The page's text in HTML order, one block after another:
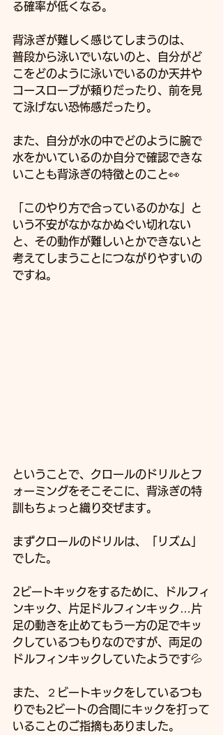
る確率が低くなる。
背泳ぎが難しく感じてしまうのは、
普段から泳いでいないのと、自分がど
こをどのように泳いでいるのか天井や
コースロープが頼りだったり、前を見
て泳げない恐怖感だったり。
また、自分が水の中でどのように腕で
水をかいているのか自分で確認できな
いことも背泳ぎの特徴とのこと👀
「このやり方で合っているのかな」と
いう不安がなかなかぬぐい切れない
と、その動作が難しいとかできないと
考えてしまうことにつながりやすいの
ですね。
ということで、クロールのドリルとフ
ォーミングをそこそこに、背泳ぎの特
訓もちょっと織り交ぜます。
まずクロールのドリルは、「リズム」
でした。
2ビートキックをするために、ドルフィ
ンキック、片足ドルフィンキック…片
足の動きを止めてもう一方の足でキッ
クしているつもりなのですが、両足の
ドルフィンキックしていたようです💦
また、２ビートキックをしているつも
りでも2ビートの合間にキックを打って
いることのご指摘もありました。